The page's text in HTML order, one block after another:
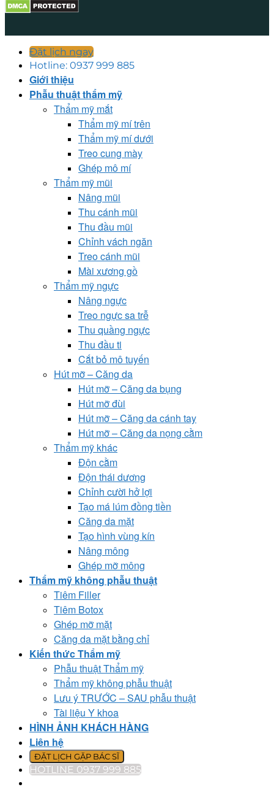
Đặt lịch ngay
Hotline: 0937 999 885
Giới thiệu
Phẫu thuật thẩm mỹ
Thẩm mỹ mắt
Thẩm mỹ mí trên
Thẩm mỹ mí dưới
Treo cung mày
Ghép mô mí
Thẩm mỹ mũi
Nâng mũi
Thu cánh mũi
Thu đầu mũi
Chỉnh vách ngăn
Treo cánh mũi
Mài xương gồ
Thẩm mỹ ngực
Nâng ngực
Treo ngực sa trễ
Thu quầng ngực
Thu đầu ti
Cắt bỏ mô tuyến
Hút mỡ – Căng da
Hút mỡ – Căng da bụng
Hút mỡ đùi
Hút mỡ – Căng da cánh tay
Hút mỡ – Căng da nọng cằm
Thẩm mỹ khác
Độn cằm
Độn thái dương
Chỉnh cười hở lợi
Tạo má lúm đồng tiền
Căng da mặt
Tạo hình vùng kín
Nâng mông
Ghép mỡ mông
Thẩm mỹ không phẫu thuật
Tiêm Filler
Tiêm Botox
Ghép mỡ mặt
Căng da mặt bằng chỉ
Kiến thức Thẩm mỹ
Phẫu thuật Thẩm mỹ
Thẩm mỹ không phẫu thuật
Lưu ý TRƯỚC – SAU phẫu thuật
Tài liệu Y khoa
HÌNH ẢNH KHÁCH HÀNG
Liên hệ
ĐẶT LỊCH GẶP BÁC SĨ
HOTLINE 0937 999 885